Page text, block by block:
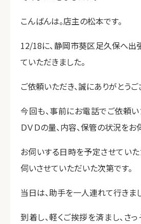
こんばんは。店主の松本です。
12/18に、静岡市葵区足久保へ出
ていただきました。
ご依頼いただき、誠にありがとうご
今回も、事前にお電話でご依頼
ＤＶＤの量、内容、保管の状況をお
お伺いする日時を予定させてい
伺いさせていただいた次第です。
当日は、助手を一人連れて行きま
到着し、軽くご挨拶を済まし、さ